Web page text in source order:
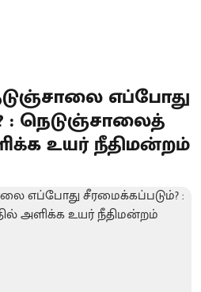
எப்போது
: நெடுஞ்சாலைத்
உயர் நீதிமன்றம்